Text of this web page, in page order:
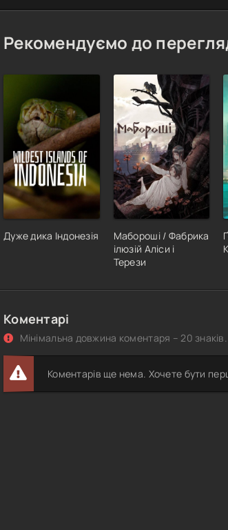
Рекомендуємо до
Дуже дика Індонезія
Мабороші / Фабрика
ілюзій Аліси і
Терези
Коментарі
Мінімальна довжина коментаря – 20
Коментарів ще нема. Хочете бути